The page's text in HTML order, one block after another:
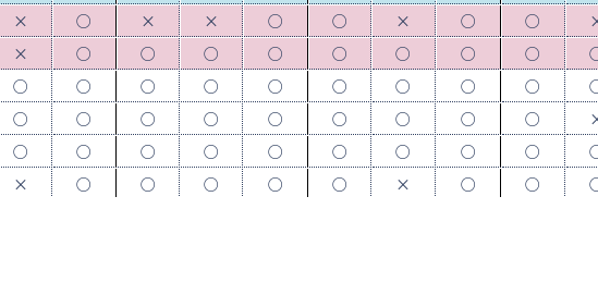
× ○ × × ○ ○ × ○ ○
× ○ ○ ○ ○ ○ ○ ○ ○
○ ○ ○ ○ ○ ○ ○ ○ ○
○ ○ ○ ○ ○ ○ ○ ○ ○
○ ○ ○ ○ ○ ○ ○ ○ ○
× ○ ○ ○ ○ ○ × ○ ○